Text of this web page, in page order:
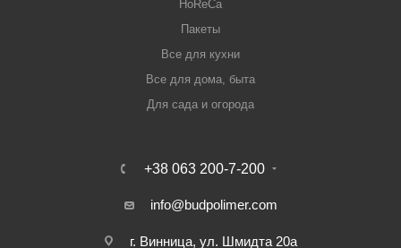
HoReCa
Пакеты
Все для кухни
Все для дома, быта
Для сада и огорода
+38 063 200-7-200
info@budpolimer.com
г. Винница, ул. Шмидта 20а